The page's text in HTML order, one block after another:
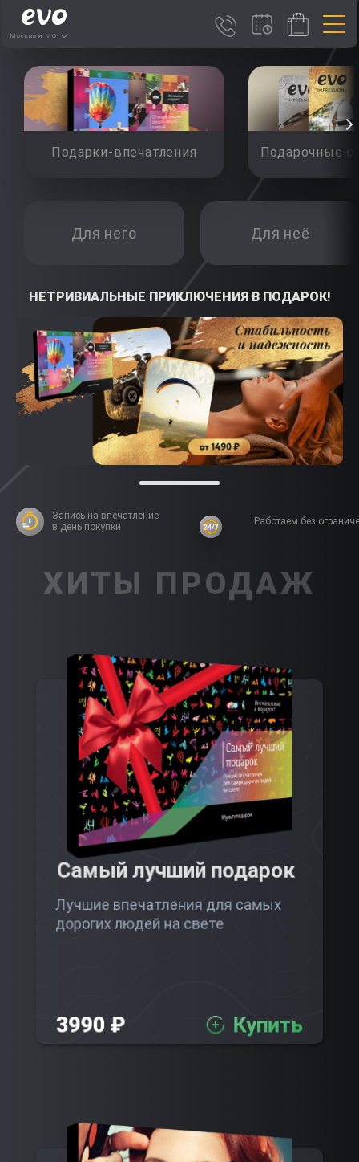
Москва и МО
Подарки-впечатления Подарочные
Для него Для неё
ПРИКЛЮЧЕНИЯ В ПОДАРОК!
Запись на впечатление
в день покупки
Работаем без
ХИТЫ ПРОДАЖ
Самый лучший подарок
Лучшие впечатления для самых
дорогих людей на свете
3990 ₽ Купить